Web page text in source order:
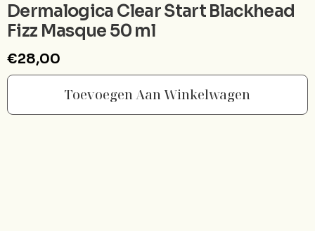
Dermalogica Clear Start Blackhead
Fizz Masque 50 ml
€28,00
Toevoegen Aan Winkelwagen